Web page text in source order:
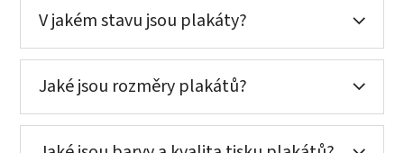
V jakém stavu jsou plakáty?
Jaké jsou rozměry plakátů?